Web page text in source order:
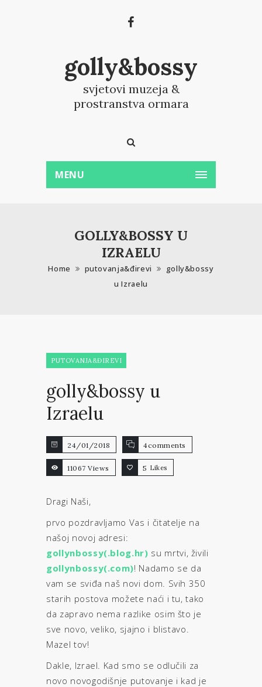
golly&bossy
svjetovi muzeja &
prostranstva ormara
MENU
GOLLY&BOSSY U
IZRAELU
Home putovanja&đirevi
golly&bossy
u Izraelu
PUTOVANJA&ĐIREVI
golly&bossy u
Izraelu
24/01/2018 4comments
11067 Views 5 Likes
Dragi Naši,
prvo pozdravljamo Vas i čitatelje na
našoj novoj adresi:
gollynbossy(.blog.hr) su mrtvi, živili
gollynbossy(.com)! Nadamo se da
vam se sviđa naš novi dom. Svih 350
starih postova možete naći i tu, tako
da zapravo nema razlike osim što je
sve novo, veliko, sjajno i blistavo.
Mazel tov!
Dakle, Izrael. Kad smo se odlučili za
novo novogodišnje putovanje i kad je